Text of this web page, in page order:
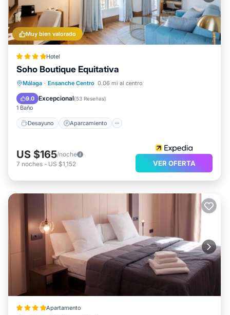
Muy bien valorado
Hotel
Soho Boutique Equitativa
Málaga · Ensanche Centro 0.06 mi al centro
9.0 Excepcional(53 Reseñas)
1 Baño
Desayuno Aparcamiento
Desayuno Aparcamiento
Aire acondicionado
US $165/noche
7 noches - US $1,152 VER OFERTA
Apartamento